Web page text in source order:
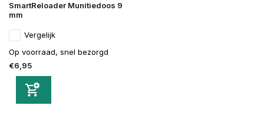
SmartReloader Munitiedoos 9
mm
Vergelijk
Op voorraad, snel bezorgd
€6,95